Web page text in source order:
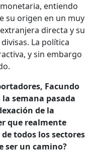
entiendo
su origen en un muy
directa y su
La política
y sin embargo
Facundo
la semana pasada
de la
que realmente
todos los sectores
ser un camino?